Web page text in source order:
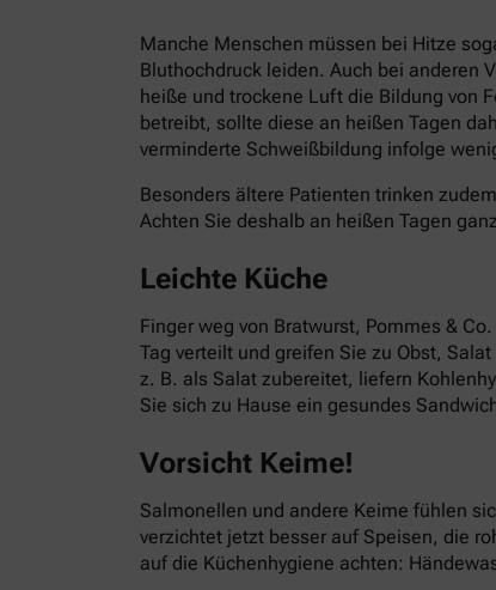
Manche Menschen müssen bei Hitze
Bluthochdruck leiden. Auch bei anderen
heiße und trockene Luft die Bildung von
betreibt, sollte diese an heißen Tagen
verminderte Schweißbildung infolge
Besonders ältere Patienten trinken
Achten Sie deshalb an heißen Tagen
Leichte Küche
Finger weg von Bratwurst, Pommes &
Tag verteilt und greifen Sie zu Obst,
z. B. als Salat zubereitet, liefern
Sie sich zu Hause ein gesundes
Vorsicht Keime!
Salmonellen und andere Keime fühlen
verzichtet jetzt besser auf Speisen, die
auf die Küchenhygiene achten: